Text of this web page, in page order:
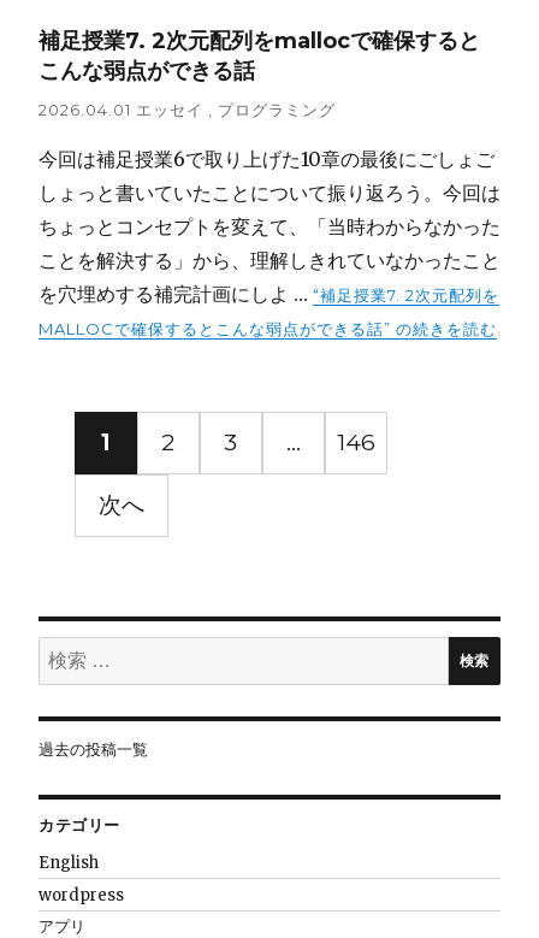
補足授業7. 2次元配列をmallocで確保すると
こんな弱点ができる話
2026.04.01 エッセイ プログラミング
今回は補足授業6で取り上げた10章の最後にごしょご
しょっと書いていたことについて振り返ろう。今回は
ちょっとコンセプトを変えて、「当時わからなかった
ことを解決する」から、理解しきれていなかったこと
を穴埋めする補完計画にしよ … “補足授業7. 2次元配列を
MALLOCで確保するとこんな弱点ができる話” の続きを読む
投
稿
ビ
ゲ
ー
シ
ョ
ン
1 2 3 … 146
次へ
検
索:
検索
過去の投稿一覧
カテゴリー
English
wordpress
アプリ